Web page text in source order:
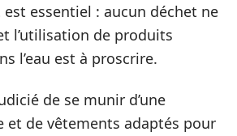
est essentiel : aucun déchet ne
l’utilisation de produits
l’eau est à proscrire.
de se munir d’une
et de vêtements adaptés pour